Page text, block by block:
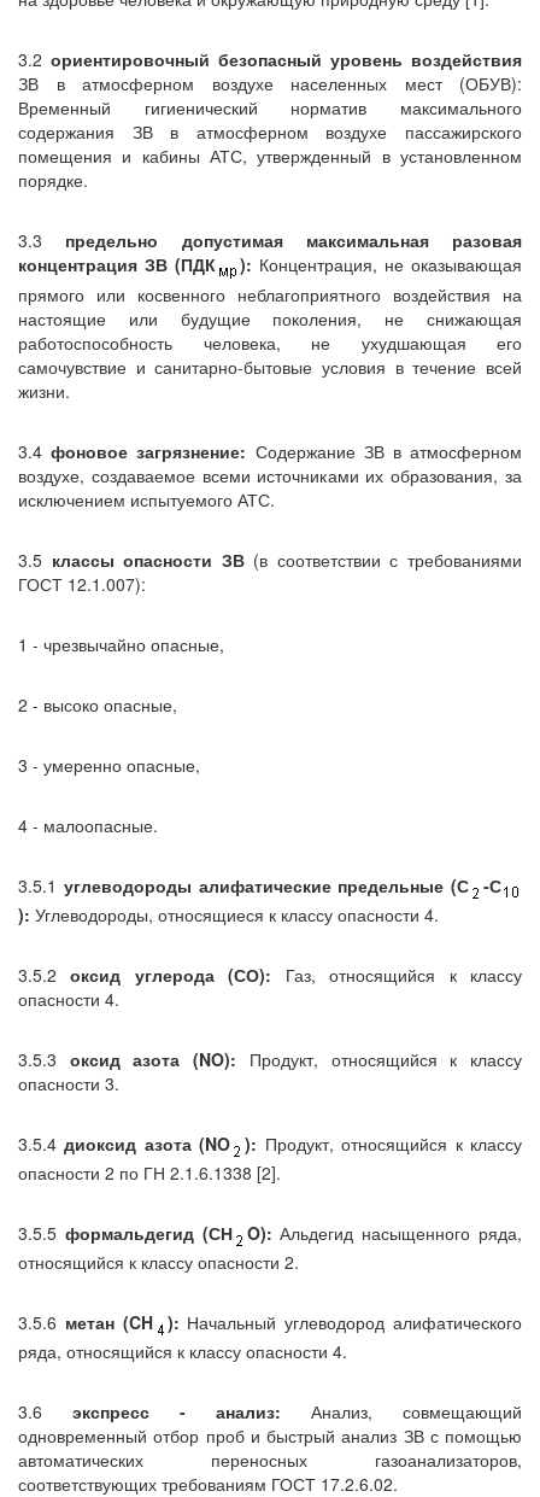
3.2 ориентировочный безопасный уровень воздействия
ЗВ в атмосферном воздухе населенных мест (ОБУВ):
Временный гигиенический норматив максимального
содержания ЗВ в атмосферном воздухе пассажирского
помещения и кабины АТС, утвержденный в установленном
порядке.
3.3 предельно допустимая максимальная разовая
концентрация ЗВ (ПДК
): Концентрация, не оказывающая
прямого или косвенного неблагоприятного воздействия на
настоящие или будущие поколения, не снижающая
работоспособность человека, не ухудшающая его
самочувствие и санитарно-бытовые условия в течение всей
жизни.
3.4фоновое загрязнение: Содержание ЗВ в атмосферном
воздухе, создаваемое всеми источниками их образования, за
исключением испытуемого АТС.
3.5 классы опасности ЗВ(в соответствии с требованиями
ГОСТ 12.1.007):
1 - чрезвычайно опасные,
2 - высоко опасные,
3 - умеренно опасные,
4 - малоопасные.
3.5.1 углеводороды алифатические предельные (С -С
): Углеводороды, относящиеся к классу опасности 4.
3.5.2оксид углерода (СО): Газ, относящийся к классу
опасности 4.
3.5.3 оксид азота (NO): Продукт, относящийся к классу
опасности 3.
3.5.4диоксид азота (NO ): Продукт, относящийся к классу
опасности 2 по ГН 2.1.6.1338 [2].
3.5.5 формальдегид (СН O): Альдегид насыщенного ряда,
относящийся к классу опасности 2.
3.5.6 метан (CH ): Начальный углеводород алифатического
ряда, относящийся к классу опасности 4.
3.6 экспресс - анализ: Анализ, совмещающий
одновременный отбор проб и быстрый анализ ЗВ с помощью
автоматических переносных газоанализаторов,
соответствующих требованиям ГОСТ 17.2.6.02.